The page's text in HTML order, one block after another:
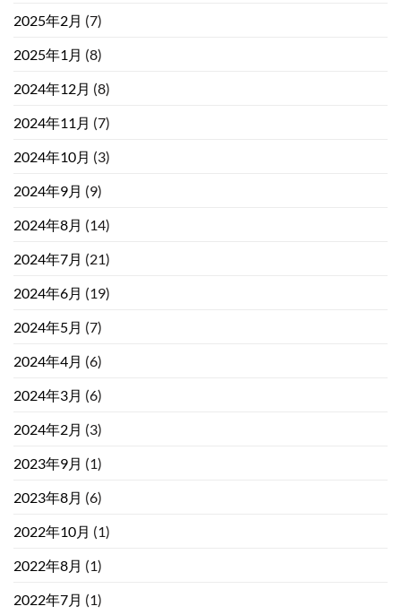
2025年2月 (7)
2025年1月 (8)
2024年12月 (8)
2024年11月 (7)
2024年10月 (3)
2024年9月 (9)
2024年8月 (14)
2024年7月 (21)
2024年6月 (19)
2024年5月 (7)
2024年4月 (6)
2024年3月 (6)
2024年2月 (3)
2023年9月 (1)
2023年8月 (6)
2022年10月 (1)
2022年8月 (1)
2022年7月 (1)